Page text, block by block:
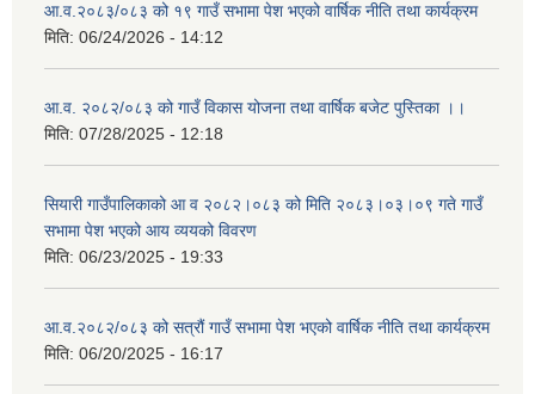
आ.व.२०८३/०८३ को १९ गाउँ सभामा पेश भएको वार्षिक नीति तथा कार्यक्रम
मिति: 06/24/2026 - 14:12
आ.व. २०८२/०८३ को गाउँ विकास योजना तथा वार्षिक बजेट पुस्तिका ।।
मिति: 07/28/2025 - 12:18
सियारी गाउँपालिकाको आ व २०८२।०८३ को मिति २०८३।०३।०९ गते गाउँ
सभामा पेश भएको आय व्ययको विवरण
मिति: 06/23/2025 - 19:33
आ.व.२०८२/०८३ को सत्रौं गाउँ सभामा पेश भएको वार्षिक नीति तथा कार्यक्रम
मिति: 06/20/2025 - 16:17